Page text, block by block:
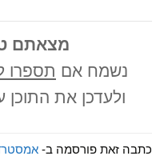
מצאתם
נשמח אם תספרו
ולעדכן את התוכן
כתבה זאת פורסמה ב-